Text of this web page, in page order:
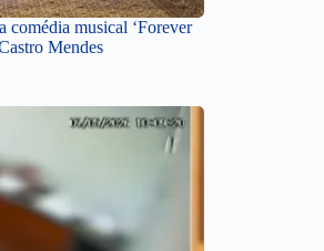
comédia musical ‘Forever
Mendes